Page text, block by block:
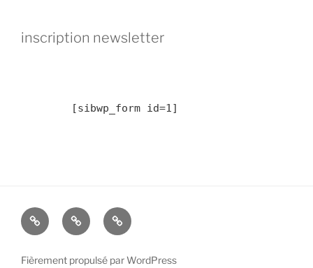
inscription newsletter
	[sibwp_form id=1]
2019
:
résidence
Livron
Résidence
d’avril
Fièrement propulsé par WordPress